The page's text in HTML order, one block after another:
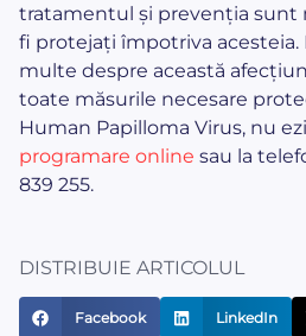
tratamentul și prevenția sunt
fi protejați împotriva acesteia.
multe despre această
toate măsurile necesare
Human Papilloma Virus, nu
programare online sau la
839 255.
DISTRIBUIE ARTICOLUL
Facebook LinkedIn